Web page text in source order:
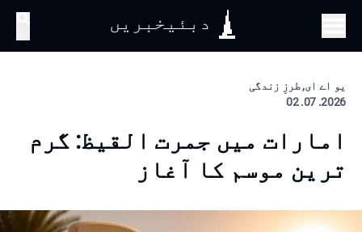
دبئیخبریں
یو اے ای, طرزِ زندگی
2026. 07. 02
امارات میں جمرت القیظ: گرم
ترین موسم کا آغاز